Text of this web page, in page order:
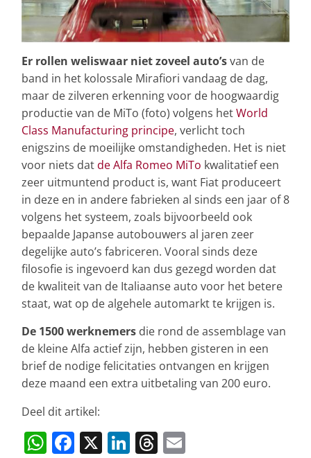
Er rollen weliswaar niet zoveel auto’svan de
band in het kolossale Mirafiori vandaag de dag,
maar de zilveren erkenning voor de hoogwaardig
productie van de MiTo (foto) volgens hetWorld
Class Manufacturing principe, verlicht toch
enigszins de moeilijke omstandigheden. Het is niet
voor niets datde Alfa Romeo MiTo kwalitatief een
zeer uitmuntend product is, want Fiat produceert
in deze en in andere fabrieken al sinds een jaar of 8
volgens het systeem, zoals bijvoorbeeld ook
bepaalde Japanse autobouwers al jaren zeer
degelijke auto’s fabriceren. Vooral sinds deze
filosofie is ingevoerd kan dus gezegd worden dat
de kwaliteit van de Italiaanse auto voor het betere
staat, wat op de algehele automarkt te krijgen is.
De 1500 werknemers die rond de assemblage van
de kleine Alfa actief zijn, hebben gisteren in een
brief de nodige felicitaties ontvangen en krijgen
deze maand een extra uitbetaling van 200 euro.
Deel dit artikel:
W F X Li T